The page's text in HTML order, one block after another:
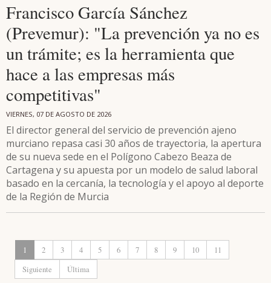
Francisco García Sánchez
(Prevemur): "La prevención ya no es
un trámite; es la herramienta que
hace a las empresas más
competitivas"
VIERNES, 07 DE AGOSTO DE 2026
El director general del servicio de prevención ajeno
murciano repasa casi 30 años de trayectoria, la apertura
de su nueva sede en el Polígono Cabezo Beaza de
Cartagena y su apuesta por un modelo de salud laboral
basado en la cercanía, la tecnología y el apoyo al deporte
de la Región de Murcia
1 2 3 4 5 6 7 8 9 10
11
Siguiente
Última